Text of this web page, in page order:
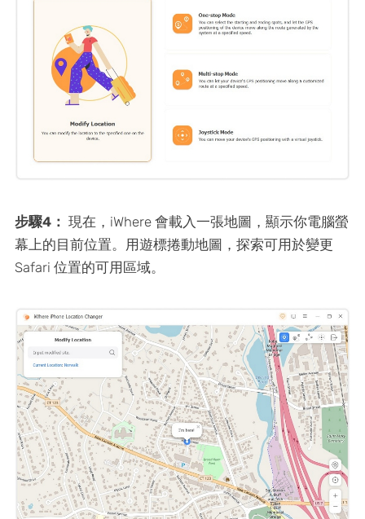
步驟4： 現在，iWhere 會載入一張地圖，顯示你電腦螢
幕上的目前位置。用遊標捲動地圖，探索可用於變更
Safari 位置的可用區域。